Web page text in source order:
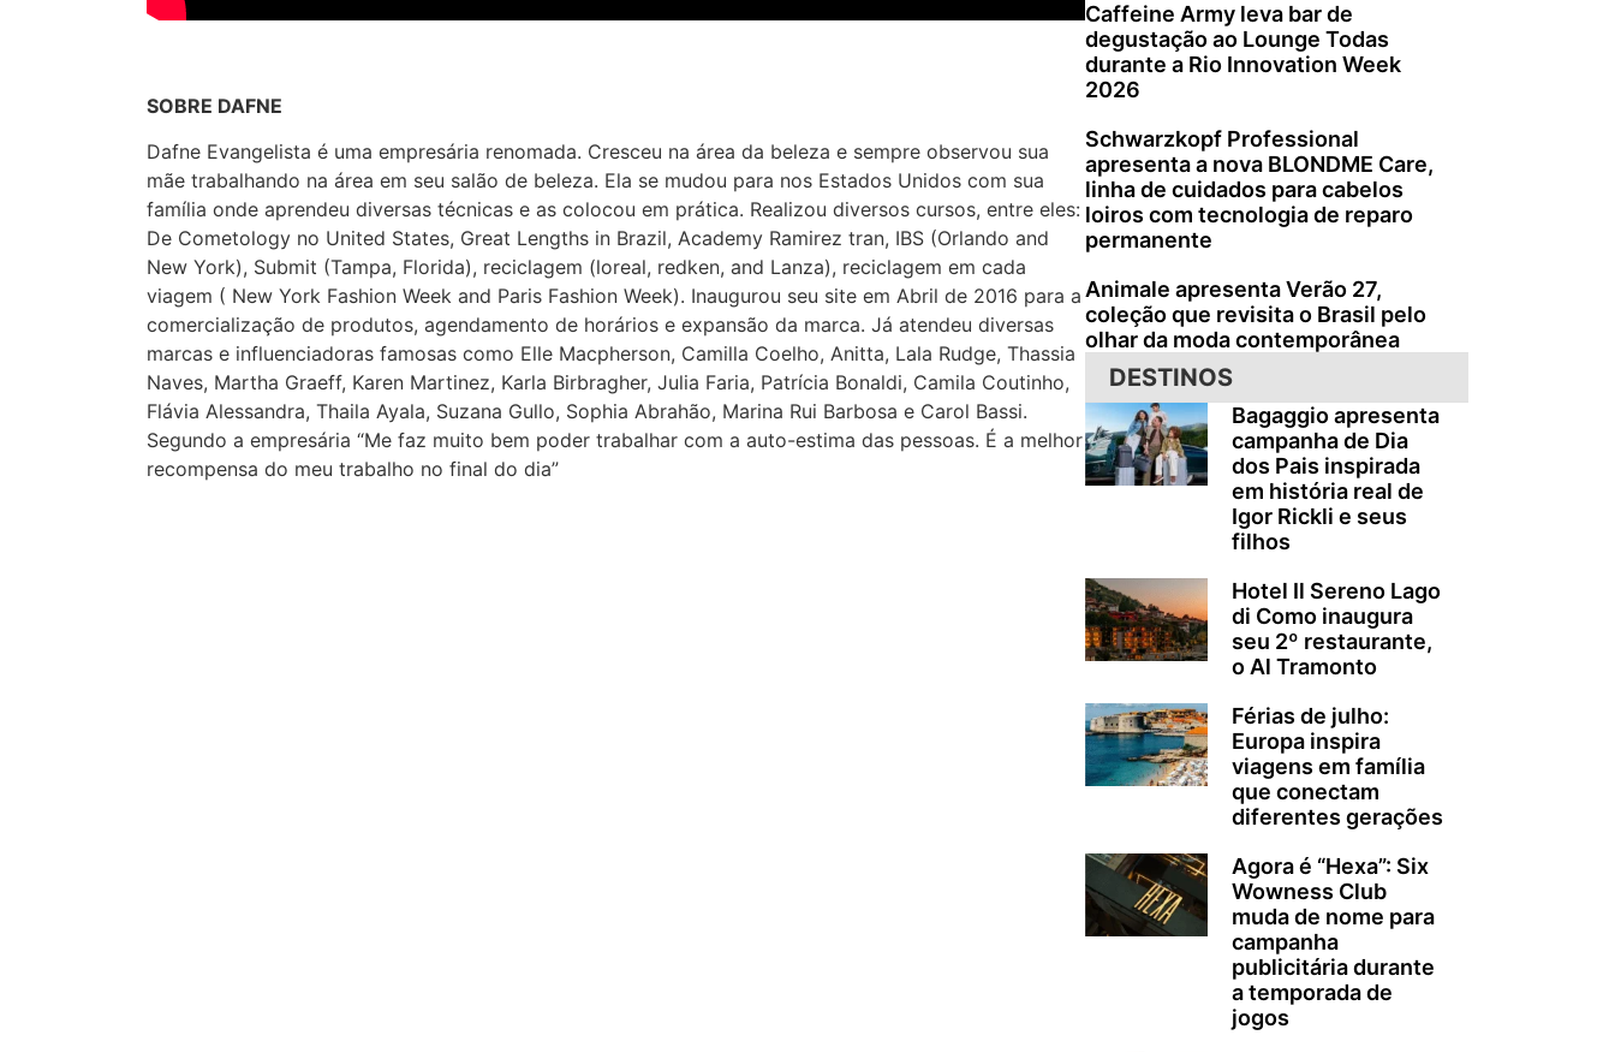
SOBRE DAFNE
Dafne Evangelista é uma empresária renomada. Cresceu na área da beleza e sempre observou sua
mãe trabalhando na área em seu salão de beleza. Ela se mudou para nos Estados Unidos com sua
família onde aprendeu diversas técnicas e as colocou em prática. Realizou diversos cursos, entre eles:
De Cometology no United States, Great Lengths in Brazil, Academy Ramirez tran, IBS (Orlando and
New York), Submit (Tampa, Florida), reciclagem (loreal, redken, and Lanza), reciclagem em cada
viagem ( New York Fashion Week and Paris Fashion Week). Inaugurou seu site em Abril de 2016 para a
comercialização de produtos, agendamento de horários e expansão da marca. Já atendeu diversas
marcas e influenciadoras famosas como Elle Macpherson, Camilla Coelho, Anitta, Lala Rudge, Thassia
Naves, Martha Graeff, Karen Martinez, Karla Birbragher, Julia Faria, Patrícia Bonaldi, Camila Coutinho,
Flávia Alessandra, Thaila Ayala, Suzana Gullo, Sophia Abrahão, Marina Rui Barbosa e Carol Bassi.
Segundo a empresária “Me faz muito bem poder trabalhar com a auto-estima das pessoas. É a melhor
recompensa do meu trabalho no final do dia”
Caffeine Army leva bar de
degustação ao Lounge Todas
durante a Rio Innovation Week
2026
Schwarzkopf Professional
apresenta a nova BLONDME Care,
linha de cuidados para cabelos
loiros com tecnologia de reparo
permanente
Animale apresenta Verão 27,
coleção que revisita o Brasil pelo
olhar da moda contemporânea
DESTINOS
Bagaggio apresenta
campanha de Dia
dos Pais inspirada
em história real de
Igor Rickli e seus
filhos
Hotel Il Sereno Lago
di Como inaugura
seu 2º restaurante,
o Al Tramonto
Férias de julho:
Europa inspira
viagens em família
que conectam
diferentes gerações
Agora é “Hexa”: Six
Wowness Club
muda de nome para
campanha
publicitária durante
a temporada de
jogos